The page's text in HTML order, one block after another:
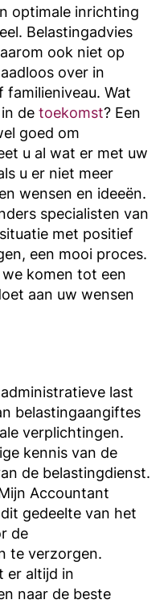
optimale inrichting
Belastingadvies
ook niet op
over in
Wat
detoekomst? Een
goed om
u al wat er met uw
u er niet meer
wensen en ideeën.
specialisten van
met positief
een mooi proces.
komen tot een
aan uw wensen
last
belastingaangiftes
verplichtingen.
kennis van de
de belastingdienst.
Accountant
gedeelte van het
de
te verzorgen.
er altijd in
naar de beste